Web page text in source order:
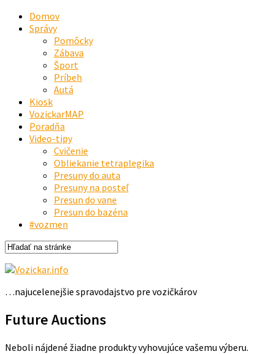
Domov
Správy
Pomôcky
Zábava
Šport
Príbeh
Autá
Kiosk
VozickarMAP
Poradňa
Video-tipy
Cvičenie
Obliekanie tetraplegika
Presuny do auta
Presuny na posteľ
Presun do vane
Presun do bazéna
#vozmen
…najucelenejšie spravodajstvo pre vozičkárov
Future Auctions
Neboli nájdené žiadne produkty vyhovujúce vašemu výberu.